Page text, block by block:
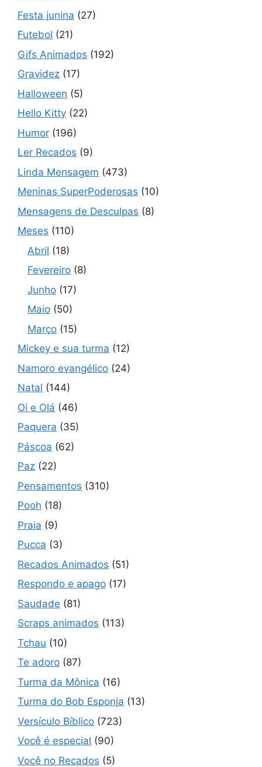
Festa junina (27)
Futebol (21)
Gifs Animados (192)
Gravidez (17)
Halloween (5)
Hello Kitty (22)
Humor (196)
Ler Recados (9)
Linda Mensagem (473)
Meninas SuperPoderosas (10)
Mensagens de Desculpas (8)
Meses (110)
Abril (18)
Fevereiro (8)
Junho (17)
Maio (50)
Março (15)
Mickey e sua turma (12)
Namoro evangélico (24)
Natal (144)
Oi e Olá (46)
Paquera (35)
Páscoa (62)
Paz (22)
Pensamentos (310)
Pooh (18)
Praia (9)
Pucca (3)
Recados Animados (51)
Respondo e apago (17)
Saudade (81)
Scraps animados (113)
Tchau (10)
Te adoro (87)
Turma da Mônica (16)
Turma do Bob Esponja (13)
Versículo Bíblico (723)
Você é especial (90)
Você no Recados (5)